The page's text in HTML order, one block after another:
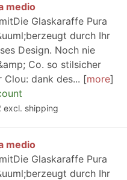
medio
Glaskaraffe Pura
durch Ihr
Design. Noch nie
Co. so stilsicher
dank des...
more
excl. shipping
medio
Glaskaraffe Pura
durch Ihr